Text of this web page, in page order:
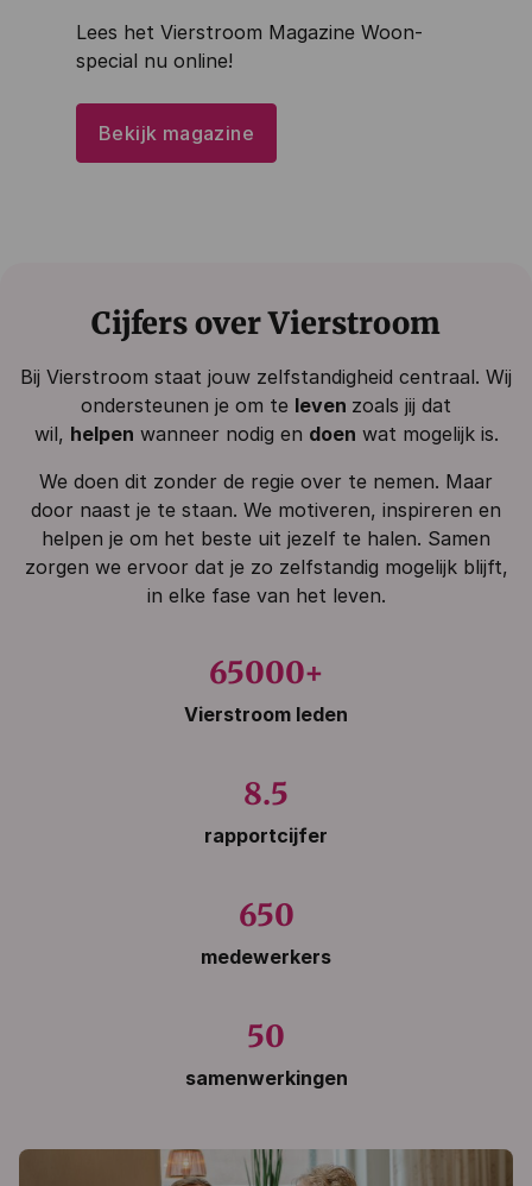
Lees het Vierstroom Magazine Woon-
special nu online!
Bekijk magazine
Cijfers over Vierstroom
Bij Vierstroom staat jouw zelfstandigheid centraal. Wij
ondersteunen je om te leven zoals jij dat
wil, helpen wanneer nodig en doen wat mogelijk is.
We doen dit zonder de regie over te nemen. Maar
door naast je te staan. We motiveren, inspireren en
helpen je om het beste uit jezelf te halen. Samen
zorgen we ervoor dat je zo zelfstandig mogelijk blijft,
in elke fase van het leven.
65000+
Vierstroom leden
8.5
rapportcijfer
650
medewerkers
50
samenwerkingen